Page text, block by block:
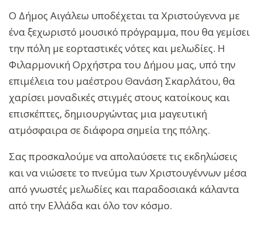
Ο Δήμος Αιγάλεω υποδέχεται τα Χριστούγεννα με
ένα ξεχωριστό μουσικό πρόγραμμα, που θα γεμίσει
την πόλη με εορταστικές νότες και μελωδίες. Η
Φιλαρμονική Ορχήστρα του Δήμου μας, υπό την
επιμέλεια του μαέστρου Θανάση Σκαρλάτου, θα
χαρίσει μοναδικές στιγμές στους κατοίκους και
επισκέπτες, δημιουργώντας μια μαγευτική
ατμόσφαιρα σε διάφορα σημεία της πόλης.
Σας προσκαλούμε να απολαύσετε τις εκδηλώσεις
και να νιώσετε το πνεύμα των Χριστουγέννων μέσα
από γνωστές μελωδίες και παραδοσιακά κάλαντα
από την Ελλάδα και όλο τον κόσμο.